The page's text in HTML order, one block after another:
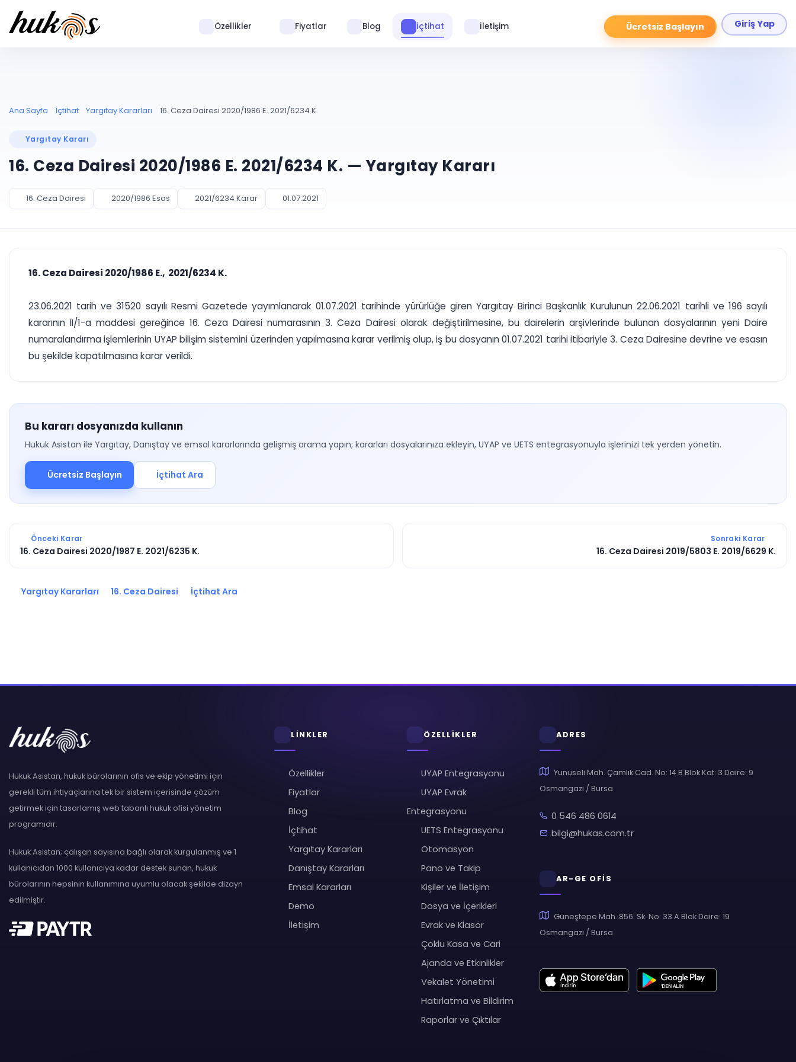
Ücretsiz Başlayın Giriş Yap
Özellikler Fiyatlar Blog İçtihat İletişim
Ana Sayfa İçtihat Yargıtay Kararları 16. Ceza Dairesi 2020/1986 E. 2021/6234 K.
Yargıtay Kararı
16. Ceza Dairesi 2020/1986 E. 2021/6234 K. — Yargıtay Kararı
16. Ceza Dairesi 2020/1986 Esas 2021/6234 Karar 01.07.2021
16. Ceza Dairesi 2020/1986 E., 2021/6234 K.
23.06.2021 tarih ve 31520 sayılı Resmi Gazetede yayımlanarak 01.07.2021 tarihinde yürürlüğe giren Yargıtay Birinci Başkanlık Kurulunun 22.06.2021 tarihli ve 196 sayılı
kararının II/1-a maddesi gereğince 16. Ceza Dairesi numarasının 3. Ceza Dairesi olarak değiştirilmesine, bu dairelerin arşivlerinde bulunan dosyalarının yeni Daire
numaralandırma işlemlerinin UYAP bilişim sistemini üzerinden yapılmasına karar verilmiş olup, iş bu dosyanın 01.07.2021 tarihi itibariyle 3. Ceza Dairesine devrine ve esasın
bu şekilde kapatılmasına karar verildi.
Bu kararı dosyanızda kullanın
Hukuk Asistan ile Yargıtay, Danıştay ve emsal kararlarında gelişmiş arama yapın; kararları dosyalarınıza ekleyin, UYAP ve UETS entegrasyonuyla işlerinizi tek yerden yönetin.
Ücretsiz Başlayın İçtihat Ara
Önceki Karar
16. Ceza Dairesi 2020/1987 E. 2021/6235 K.
Sonraki Karar
16. Ceza Dairesi 2019/5803 E. 2019/6629 K.
Yargıtay Kararları 16. Ceza Dairesi İçtihat Ara
Hukuk Asistan, hukuk bürolarının ofis ve ekip yönetimi için
gerekli tüm ihtiyaçlarına tek bir sistem içerisinde çözüm
getirmek için tasarlamış web tabanlı hukuk ofisi yönetim
programıdır.
Hukuk Asistan; çalışan sayısına bağlı olarak kurgulanmış ve 1
kullanıcıdan 1000 kullanıcıya kadar destek sunan, hukuk
bürolarının hepsinin kullanımına uyumlu olacak şekilde dizayn
edilmiştir.
LİNKLER
Özellikler
Fiyatlar
Blog
İçtihat
Yargıtay Kararları
Danıştay Kararları
Emsal Kararları
Demo
İletişim
ÖZELLİKLER
UYAP Entegrasyonu
UYAP Evrak
Entegrasyonu
UETS Entegrasyonu
Otomasyon
Pano ve Takip
Kişiler ve İletişim
Dosya ve İçerikleri
Evrak ve Klasör
Çoklu Kasa ve Cari
Ajanda ve Etkinlikler
Vekalet Yönetimi
Hatırlatma ve Bildirim
Raporlar ve Çıktılar
ADRES
Yunuseli Mah. Çamlık Cad. No: 14 B Blok Kat: 3 Daire: 9
Osmangazi / Bursa
0 546 486 0614
bilgi@hukas.com.tr
AR-GE OFİS
Güneştepe Mah. 856. Sk. No: 33 A Blok Daire: 19
Osmangazi / Bursa